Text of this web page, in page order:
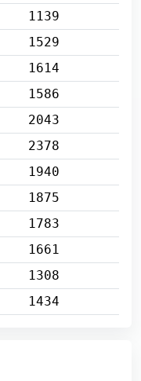
1139
1529
1614
1586
2043
2378
1940
1875
1783
1661
1308
1434